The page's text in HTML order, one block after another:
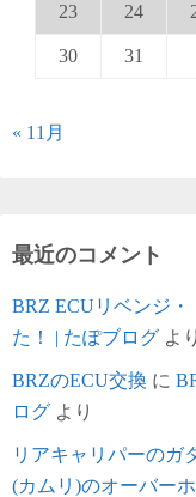
23 24
30 31
« 11月
最近のコメント
BRZ ECUリベンジ・
た！ | たぽブログ より
BRZのECU交換 に
ログ より
リアキャリパーのガ
(カムリ)のオーバー